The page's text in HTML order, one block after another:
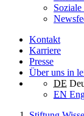
Kontakt
Karriere
Presse
Über uns in
DE
EN